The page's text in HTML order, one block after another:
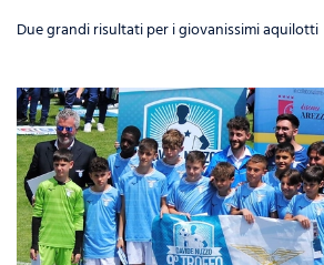
Due grandi risultati per i giovanissimi aquilotti